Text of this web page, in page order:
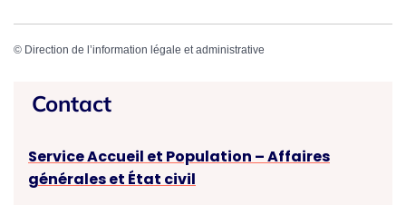
© Direction de l’information légale et administrative
Contact
Service Accueil et Population – Affaires
générales et État civil